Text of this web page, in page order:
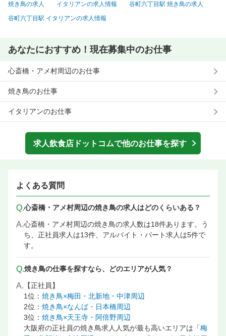
焼き鳥の求人
イタリアンの求人情報
谷町六丁目駅 焼き鳥の求人
谷町六丁目駅 イタリアンの求人情報
あなたにおすすめ！現在募集中のお仕事
心斎橋・アメ村周辺のお仕事
焼き鳥のお仕事
イタリアンのお仕事
求人飲食店ドットコムで他のお仕事を探す
よくある質問
Q.心斎橋・アメ村周辺の焼き鳥の求人はどのくらいある？
A.心斎橋・アメ村周辺の焼き鳥の求人数は18件あります。う
ち、正社員求人は13件、アルバイト・パート求人は5件で
す。
Q.焼き鳥の仕事を探すなら、どのエリアが人気？
A. 【正社員】
1位： 焼き鳥×梅田・北新地・中津周辺
2位： 焼き鳥×なんば・日本橋周辺
3位： 焼き鳥×天王寺・阿倍野周辺
大阪府の正社員の焼き鳥求人人気が最も高いエリアは「梅